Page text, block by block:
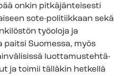
onkin pitkäjänteisesti
sote-politiikkaan sekä
työoloja ja
Suomessa, myös
luot­ta­mus­teh­tä­
ja toimii tälläkin hetkellä